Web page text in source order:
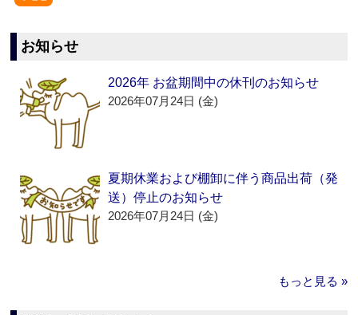
お知らせ
2026年 お盆期間中の休刊のお知らせ
2026年07月24日 (金)
夏期休業および棚卸に伴う商品出荷（発
送）停止のお知らせ
2026年07月24日 (金)
もっと見る »